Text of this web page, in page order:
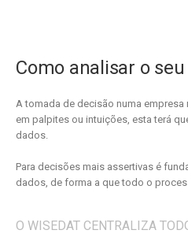
Como analisar o
A tomada de decisão numa
em palpites ou intuições, esta terá
dados.
Para decisões mais assertivas é
dados, de forma a que todo o
O WISEDAT CENTRALIZA